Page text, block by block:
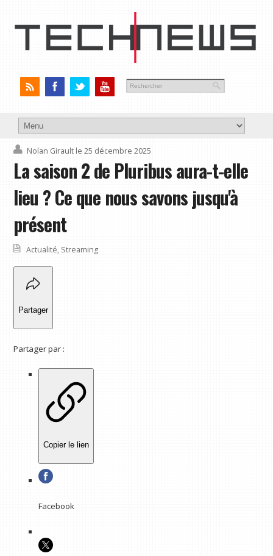
Nolan Girault le 25 décembre 2025
La saison 2 de Pluribus aura-t-elle
lieu ? Ce que nous savons jusqu'à
présent
Actualité, Streaming
Partager
Partager par :
Copier le lien
Facebook